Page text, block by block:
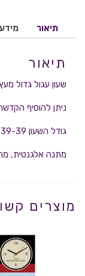
תיאור
תיאור
שעון עגול גדול
ניתן להוסיף
גודל השעון 39-39 ס"מ עובי 3 מ"מ.
מתנה אלגנטית,
מוצרים